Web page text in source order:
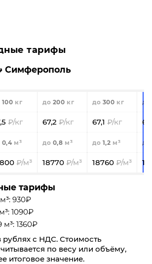
тарифы
Симферополь
100 200 300
67,2 67,1
0,4 0,8 1,2
18770 18760
тарифы
930₽
1090₽
м³: 1360₽
с НДС. Стоимость
по весу или объёму,
итоговое значение.